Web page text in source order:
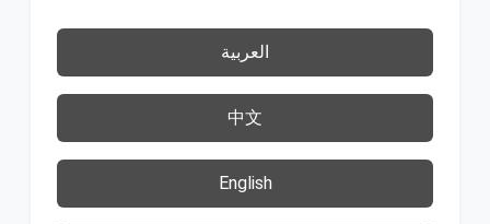
العربية
中文
English